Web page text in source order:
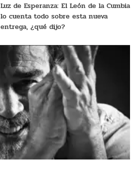
Luz de Esperanza: El León de la Cumbia
lo cuenta todo sobre esta nueva
entrega, ¿qué dijo?